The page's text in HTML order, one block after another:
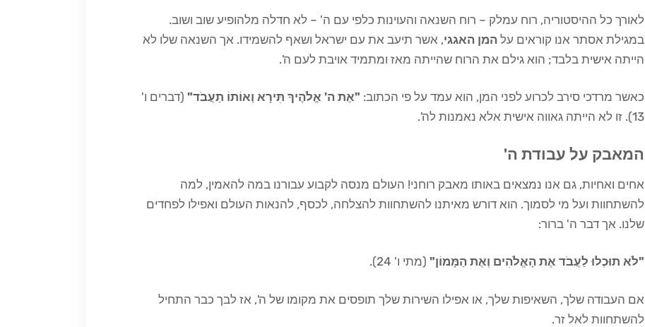
לאורך כל ההיסטוריה, רוח עמלק – רוח השנאה והעוינות כלפי עם ה' – לא חדלה מלהופיע שוב ושוב.
במגילת אסתר אנו קוראים על המן האגגי, אשר תיעב את עם ישראל ושאף להשמידו. אך השנאה שלו לא
הייתה אישית בלבד; הוא גילם את הרוח שהייתה מאז ומתמיד אויבת לעם ה'.
כאשר מרדכי סירב לכרוע לפני המן, הוא עמד על פי הכתוב: "אֶת ה' אֱלֹהֶיךָ תִּירָא וְאוֹתוֹ תַעֲבֹד" (דברים ו'
13). זו לא הייתה גאווה אישית אלא נאמנות לה'.
המאבק על עבודת ה'
אחים ואחיות, גם אנו נמצאים באותו מאבק רוחני! העולם מנסה לקבוע עבורנו במה להאמין, למה
להשתחוות ועל מי לסמוך. הוא דורש מאיתנו להשתחוות להצלחה, לכסף, להנאות העולם ואפילו לפחדים
שלנו. אך דבר ה' ברור:
"לֹא תוּכְלוּ לַעֲבֹד אֶת הָאֱלֹהִים וְאֶת הַמָּמוֹן" (מתי ו' 24).
אם העבודה שלך, השאיפות שלך, או אפילו השירות שלך תופסים את מקומו של ה', אז לבך כבר התחיל
להשתחוות לאל זר.